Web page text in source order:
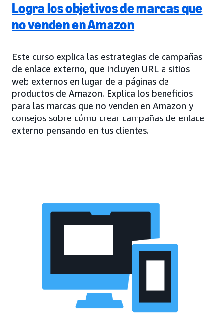
Logra los objetivos de marcas que
no venden en Amazon
Este curso explica las estrategias de campañas
de enlace externo, que incluyen URL a sitios
web externos en lugar de a páginas de
productos de Amazon. Explica los beneficios
para las marcas que no venden en Amazon y
consejos sobre cómo crear campañas de enlace
externo pensando en tus clientes.